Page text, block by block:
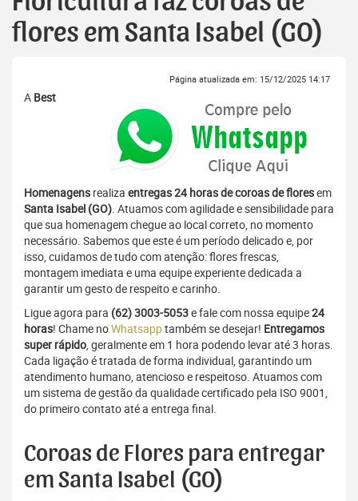
flores em Santa Isabel (GO)
Página atualizada em: 15/12/2025 14:17
A Best
Homenagens realiza entregas 24 horas de coroas de floresem
Santa Isabel (GO). Atuamos com agilidade e sensibilidade para
que sua homenagem chegue ao local correto, no momento
necessário. Sabemos que este é um período delicado e, por
isso, cuidamos de tudo com atenção: flores frescas,
montagem imediata e uma equipe experiente dedicada a
garantir um gesto de respeito e carinho.
Ligue agora para (62) 3003-5053e fale com nossa equipe24
horas! Chame noWhatsapptambém se desejar! Entregamos
super rápido, geralmente em 1 hora podendo levar até 3 horas.
Cada ligação é tratada de forma individual, garantindo um
atendimento humano, atencioso e respeitoso. Atuamos com
um sistema de gestão da qualidade certificado pela ISO 9001,
do primeiro contato até a entrega final.
Coroas de Flores para entregar
em Santa Isabel (GO)